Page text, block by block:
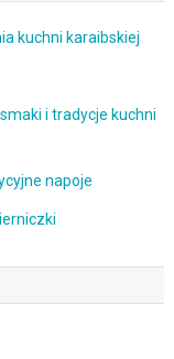
kuchni karaibskiej
i tradycje kuchni
napoje